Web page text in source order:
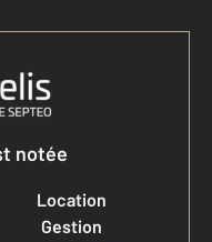
notée
Location
Gestion